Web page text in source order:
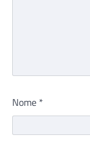
Nome *